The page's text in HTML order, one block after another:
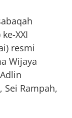
XXI
resmi
Wijaya
Sei Rampah,